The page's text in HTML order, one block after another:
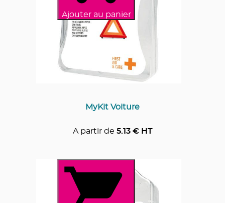
Ajouter au panier
MyKit Voiture
A partir de 5.13€ HT